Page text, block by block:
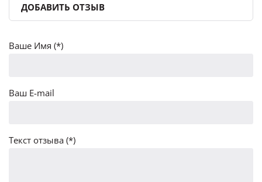
ДОБАВИТЬ ОТЗЫВ
Ваше Имя (*)
Ваш E-mail
Текст отзыва (*)